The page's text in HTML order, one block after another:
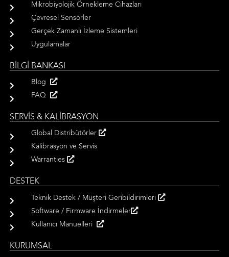
Mikrobiyolojik Örnekleme Cihazları
Çevresel Sensörler
Gerçek Zamanlı İzleme Sistemleri
Uygulamalar
BİLGİ BANKASI
Blog
FAQ
SERVİS & KALİBRASYON
Global Distribütörler
Kalibrasyon ve Servis
Warranties
DESTEK
Teknik Destek / Müşteri Geribildirimleri
Software / Firmware İndirmeler
Kullanıcı Manuelleri
KURUMSAL